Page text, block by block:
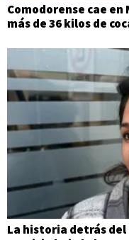
Comodorense cae
más de 36 kilos de
La historia detrás del